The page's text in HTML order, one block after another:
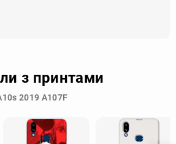
з принтами
2019 A107F